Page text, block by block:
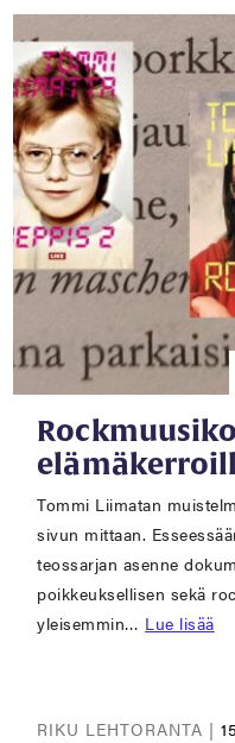
Tommi Liimatan
sivun mittaan.
teossarjan asenne
poikkeuksellisen sekä
yleisemmin… Lue lisää
RIKU LEHTORANTA |